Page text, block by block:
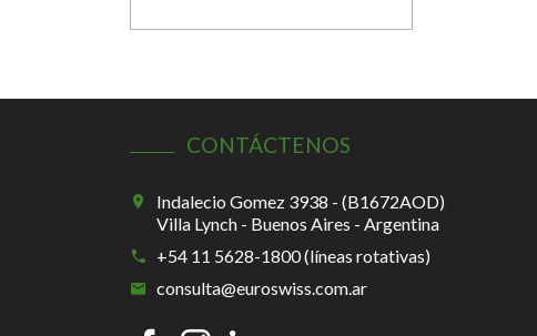
CONTÁCTENOS
Indalecio Gomez 3938 - (B1672AOD)
Villa Lynch - Buenos Aires - Argentina
+54 11 5628-1800 (líneas rotativas)
consulta@euroswiss.com.ar